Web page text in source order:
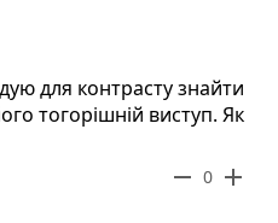
для контрасту знайти
тогорішній виступ. Як
remove 0 add